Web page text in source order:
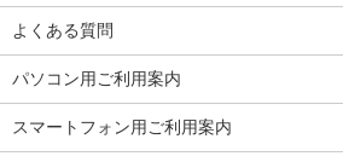
よくある質問
パソコン用ご利用案内
スマートフォン用ご利用案内